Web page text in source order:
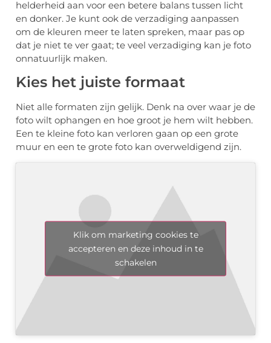
helderheid aan voor een betere balans tussen licht
en donker. Je kunt ook de verzadiging aanpassen
om de kleuren meer te laten spreken, maar pas op
dat je niet te ver gaat; te veel verzadiging kan je foto
onnatuurlijk maken.
Kies het juiste formaat
Niet alle formaten zijn gelijk. Denk na over waar je de
foto wilt ophangen en hoe groot je hem wilt hebben.
Een te kleine foto kan verloren gaan op een grote
muur en een te grote foto kan overweldigend zijn.
Klik om marketing cookies te
accepteren en deze inhoud in te
schakelen